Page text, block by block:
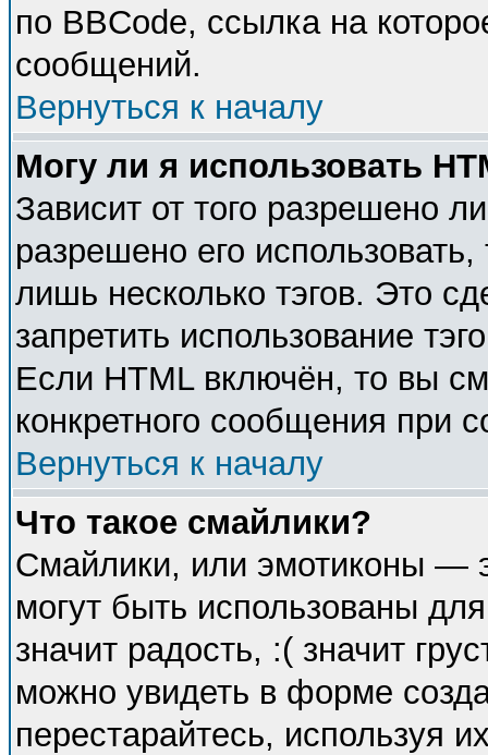
по BBCode, ссылка на
сообщений.
Вернуться к началу
Могу ли я использовать
Зависит от того разрешено
разрешено его использовать,
лишь несколько тэгов. Это
запретить использование
Если HTML включён, то вы
конкретного сообщения при
Вернуться к началу
Что такое смайлики?
Смайлики, или эмотиконы —
могут быть использованы
значит радость, :( значит
можно увидеть в форме
перестарайтесь, используя